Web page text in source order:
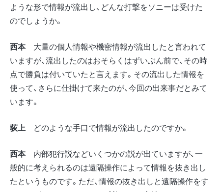
ような形で情報が流出し、どんな打撃をソニーは受けた
のでしょうか。
西本大量の個人情報や機密情報が流出したと言われて
いますが、流出したのはおそらくはずいぶん前で、その時
点で勝負は付いていたと言えます。その流出した情報を
使って、さらに仕掛けて来たのが、今回の出来事だとみて
います。
荻上 どのような手口で情報が流出したのですか。
西本内部犯行説などいくつかの説が出ていますが、一
般的に考えられるのは遠隔操作によって情報を抜き出し
たというものです。ただ、情報の抜き出しと遠隔操作をす